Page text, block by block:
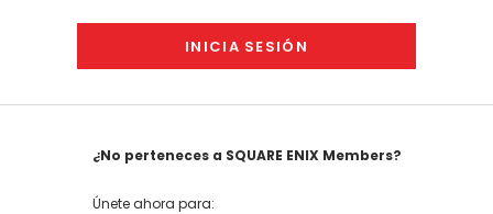
INICIA SESIÓN
¿No perteneces a SQUARE ENIX Members?
Únete ahora para: